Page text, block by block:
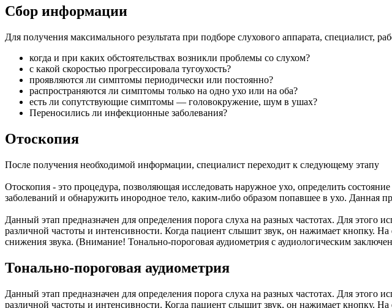
Сбор информации
Для получения максимального результата при подборе слухового аппарата, специалист,
когда и при каких обстоятельствах возникли проблемы со слухом?
с какой скоростью прогрессировала тугоухость?
проявляются ли симптомы периодически или постоянно?
распространяются ли симптомы только на одно ухо или на оба?
есть ли сопутствующие симптомы — головокружение, шум в ушах?
Переносились ли инфекционные заболевания?
Отоскопия
После получения необходимой информации, специалист переходит к следующему этапу
Отоскопия - это процедура, позволяющая исследовать наружное ухо, определить
заболеваний и обнаружить инородное тело, каким-либо образом попавшее в ухо. Данная
Данный этап предназначен для определения порога слуха на разных частотах. Для
различной частоты и интенсивности. Когда пациент слышит звук, он нажимает кнопку.
снижения звука. (Внимание! Тонально-пороговая аудиометрия с аудиологическим
Тонально-пороговая аудиометрия
Данный этап предназначен для определения порога слуха на разных частотах. Для
различной частоты и интенсивности. Когда пациент слышит звук, он нажимает кнопку.